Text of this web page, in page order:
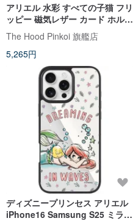
アリエル 水彩 すべての子猫 フリ
ッピー 磁気レザー カード ホルダ
ー MagSafe 対応
The Hood Pinkoi 旗艦店
5,265円
ディズニープリンセス アリエル
iPhone16 Samsung S25 ミラー